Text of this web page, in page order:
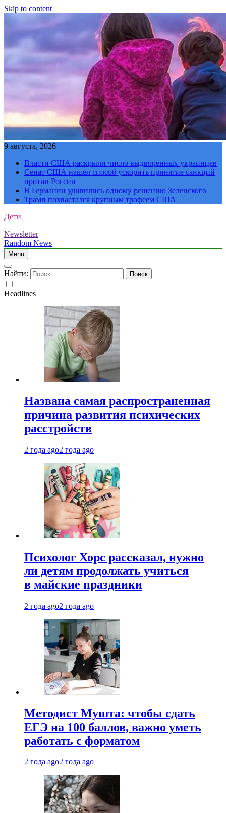
Skip to content
9 августа, 2026
Власти США раскрыли число выдворенных украинцев
Сенат США нашел способ ускорить принятие санкций
против России
В Германии удивились одному решению Зеленского
Трамп похвастался крупным трофеем США
Дети
Newsletter
Random News
Menu
Найти:
Headlines
Названа самая распространенная
причина развития психических
расстройств
2 года ago2 года ago
Психолог Хорс рассказал, нужно
ли детям продолжать учиться
в майские праздники
2 года ago2 года ago
Методист Мушта: чтобы сдать
ЕГЭ на 100 баллов, важно уметь
работать с форматом
2 года ago2 года ago